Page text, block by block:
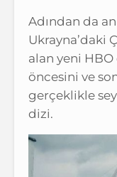
Adından da
Ukrayna’daki
alan yeni
öncesini ve
gerçeklikle
dizi.